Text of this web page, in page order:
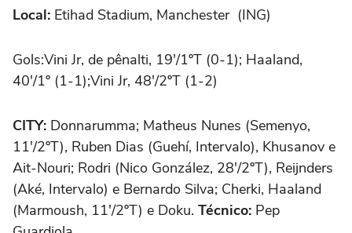
Local: Etihad Stadium, Manchester (ING)
Gols:Vini Jr, de pênalti, 19'/1ºT (0-1); Haaland,
40'/1º (1-1);Vini Jr, 48'/2ºT (1-2)
CITY: Donnarumma; Matheus Nunes (Semenyo,
11'/2ºT), Ruben Dias (Guehí, Intervalo), Khusanov e
Ait-Nouri; Rodri (Nico González, 28'/2ºT), Reijnders
(Aké, Intervalo) e Bernardo Silva; Cherki, Haaland
(Marmoush, 11'/2ºT) e Doku. Técnico: Pep